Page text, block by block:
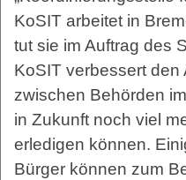
KoSIT arbeitet in
tut sie im Auftrag des
KoSIT verbessert
zwischen Behörden
in Zukunft noch viel
erledigen können.
Bürger können zum